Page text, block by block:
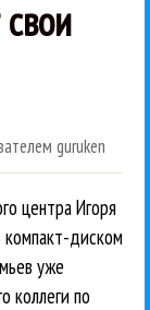
guruken
центра Игоря
компакт-диском
уже
коллеги по